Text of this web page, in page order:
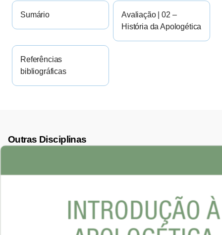
Sumário
Avaliação | 02 –
História da Apologética
Referências
bibliográficas
Outras Disciplinas